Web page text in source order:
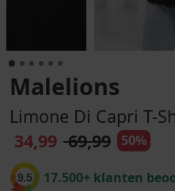
Malelions
Limone Di Capri T-
34,99 69,99 50%
9.5 17.500+ klanten